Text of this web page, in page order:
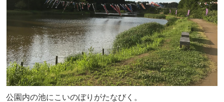
公園内の池にこいのぼりがたなびく。